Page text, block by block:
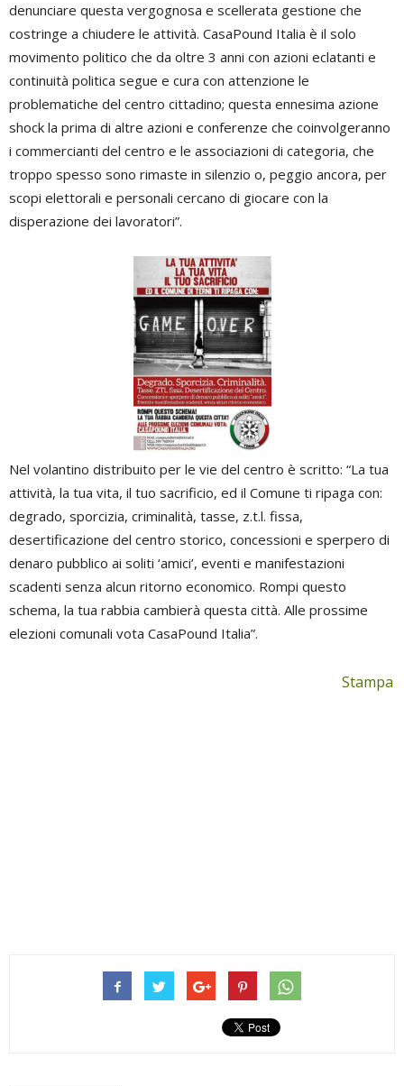
denunciare questa vergognosa e scellerata gestione che
costringe a chiudere le attività. CasaPound Italia è il solo
movimento politico che da oltre 3 anni con azioni eclatanti e
continuità politica segue e cura con attenzione le
problematiche del centro cittadino; questa ennesima azione
shock la prima di altre azioni e conferenze che coinvolgeranno
i commercianti del centro e le associazioni di categoria, che
troppo spesso sono rimaste in silenzio o, peggio ancora, per
scopi elettorali e personali cercano di giocare con la
disperazione dei lavoratori”.
Nel volantino distribuito per le vie del centro è scritto: “La tua
attività, la tua vita, il tuo sacrificio, ed il Comune ti ripaga con:
degrado, sporcizia, criminalità, tasse, z.t.l. fissa,
desertificazione del centro storico, concessioni e sperpero di
denaro pubblico ai soliti ‘amici’, eventi e manifestazioni
scadenti senza alcun ritorno economico. Rompi questo
schema, la tua rabbia cambierà questa città. Alle prossime
elezioni comunali vota CasaPound Italia”.
Stampa